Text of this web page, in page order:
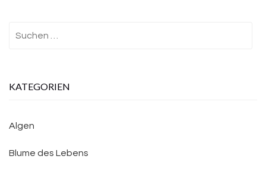
KATEGORIEN
Algen
Blume des Lebens